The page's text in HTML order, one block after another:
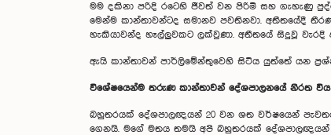
මම දකිනා පරිදි රටෙහි ජීවත් වන පිරිමි සහ ගැහැණු
මෙන්ම කාන්තාවන්ටද සමානව පවතිනවා. අතීතයේදී
හැකියාවන්ද හෑල්ලුවකට ලක්වුණා. අතීතයේ සිදුවූ
ඇයි කාන්තාවන් පාර්ලිමේන්තුවෙහි සිටිය යුත්තේ යන
විශේෂයෙන්ම තරුණ කාන්තාවන් දේශපාලනයේ නිරත
බහුතරයක් දේශපාලඥයන් 20 වන ශත වර්ෂයෙන්
ගෙනයි. මගේ මතය තමයි අපි බහුතරයක්